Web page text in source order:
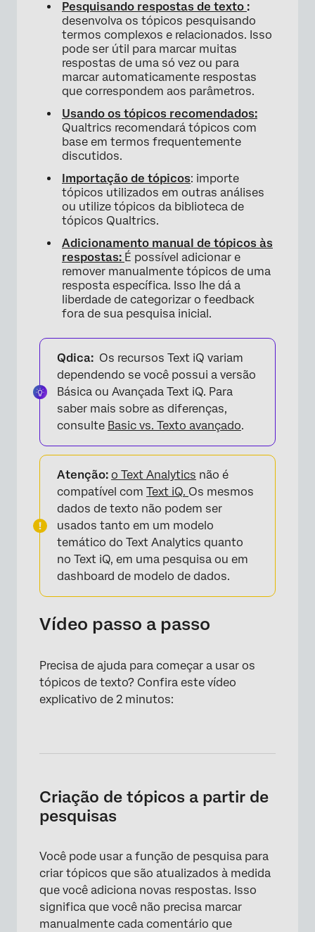
Exportação de tópicos
Importação de tópicos
Tópicos do Starter Pack
Adição e remoção manual de tópicos de uma
resposta
Perguntas frequentes
Pesquisando respostas de texto :
desenvolva os tópicos pesquisando
termos complexos e relacionados. Isso
pode ser útil para marcar muitas
respostas de uma só vez ou para
marcar automaticamente respostas
que correspondem aos parâmetros.
Usando os tópicos recomendados:
Qualtrics recomendará tópicos com
base em termos frequentemente
discutidos.
Importação de tópicos: importe
tópicos utilizados em outras análises
ou utilize tópicos da biblioteca de
tópicos Qualtrics.
Adicionamento manual de tópicos às
respostas: É possível adicionar e
remover manualmente tópicos de uma
resposta específica. Isso lhe dá a
liberdade de categorizar o feedback
fora de sua pesquisa inicial.
Qdica: Os recursos Text iQ variam
dependendo se você possui a versão
Básica ou Avançada Text iQ. Para
saber mais sobre as diferenças,
consulte Basic vs. Texto avançado.
Atenção: o Text Analytics não é
compatível com Text iQ. Os mesmos
dados de texto não podem ser
usados tanto em um modelo
temático do Text Analytics quanto
no Text iQ, em uma pesquisa ou em
dashboard de modelo de dados.
Vídeo passo a passo
Precisa de ajuda para começar a usar os
tópicos de texto? Confira este vídeo
explicativo de 2 minutos:
Criação de tópicos a partir de
pesquisas
Você pode usar a função de pesquisa para
criar tópicos que são atualizados à medida
que você adiciona novas respostas. Isso
significa que você não precisa marcar
manualmente cada comentário que